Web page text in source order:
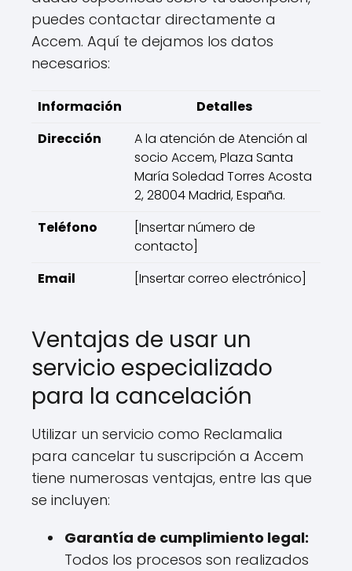
puedes contactar directamente a
Accem. Aquí te dejamos los datos
necesarios:
Información
Detalles
Dirección
A la atención de Atención al
socio Accem, Plaza Santa
María Soledad Torres Acosta
2, 28004 Madrid, España.
Teléfono
[Insertar número de
contacto]
Email
[Insertar correo electrónico]
Ventajas de usar un
servicio especializado
para la cancelación
Utilizar un servicio como Reclamalia
para cancelar tu suscripción a Accem
tiene numerosas ventajas, entre las que
se incluyen:
Garantía de cumplimiento legal:
Todos los procesos son realizados